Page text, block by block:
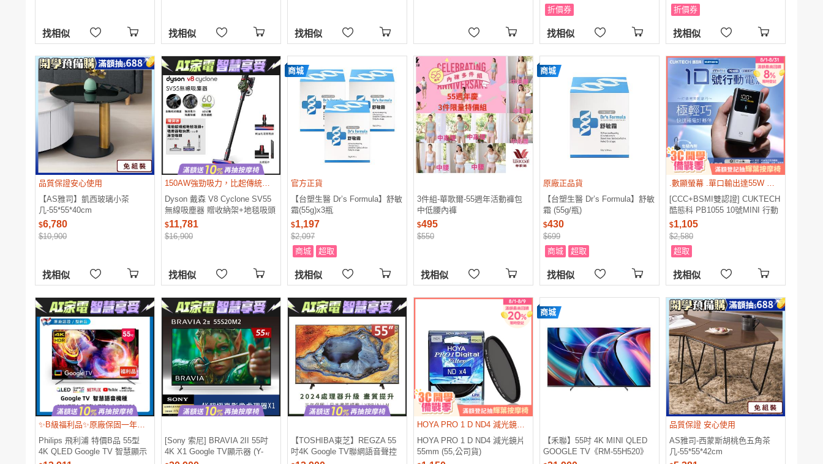
找相似 找相似 找相似
折價券
找相似
折價券
找相似
品質保證安心使用
【AS雅司】凱西玻璃小茶
几-55*55*40cm
$6,780
$10,900
找相似
150AW強勁吸力，比起傳統V8無線吸塵器提升30%
Dyson 戴森 V8 Cyclone SV55
無線吸塵器 贈收納架+地毯吸頭
+床墊吸頭
$11,781
$16,900
找相似
商城
官方正貨
【台塑生醫 Dr’s Formula】舒敏
霜(55g)x3瓶
$1,197
$2,097
商城
超取
找相似
3件組-華歌爾-55週年活動褲包
中低腰內褲
$495
$550
找相似
商城
原廠正品貨
【台塑生醫 Dr’s Formula】舒敏
霜 (55g/瓶)
$430
$699
商城
超取
找相似
.數顯螢幕 .單口輸出達55W MAX .支援三台設備同時充電 .可上飛機，具備3C標示
[CCC+BSMI雙認證] CUKTECH
酷態科 PB1055 10號MINI 行動
電源 10000mAh 55W
$1,105
$2,580
超取
找相似
✨B級福利品✨原廠保固一年 限量下殺
Philips 飛利浦 特價B品 55型
4K QLED Google TV 智慧顯示
[Sony 索尼] BRAVIA 2II 55吋
4K X1 Google TV顯示器 (Y-
【TOSHIBA東芝】REGZA 55
吋4K Google TV聯網語音聲控
HOYA PRO 1 D ND4 減光鏡片 55mm
HOYA PRO 1 D ND4 減光鏡片
55mm (55,公司貨)
商城
【禾聯】55吋 4K MINI QLED
GOOGLE TV《RM-55H520》
品質保證 安心使用
AS雅司-西蒙斯胡桃色五角茶
几-55*55*42cm